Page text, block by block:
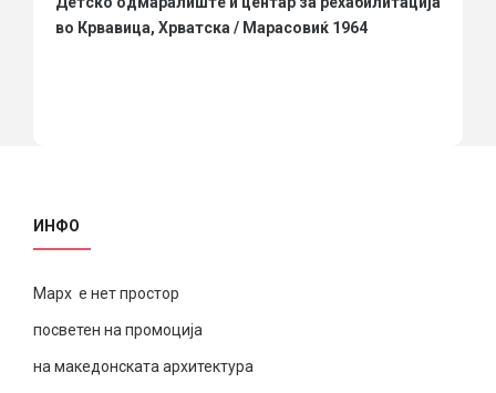
во Крвавица, Хрватска / Марасовиќ 1964
ИНФО
Марх е нет простор
посветен на промоција
на македонската архитектура